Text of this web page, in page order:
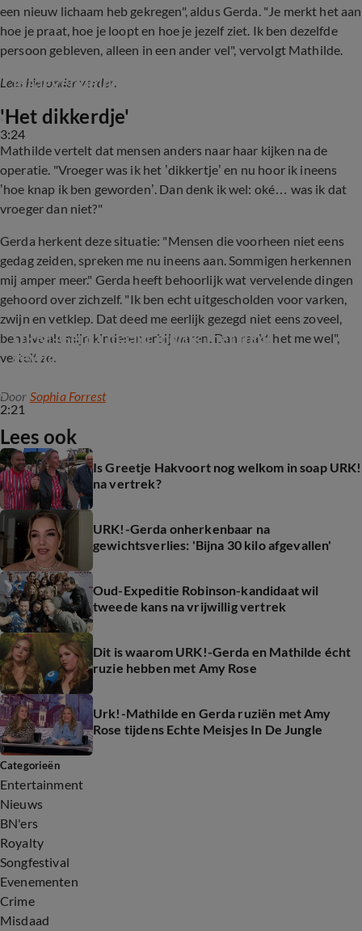
een nieuw lichaam heb gekregen", aldus Gerda. "Je merkt het aan
hoe je praat, hoe je loopt en hoe je jezelf ziet. Ik ben dezelfde
persoon gebleven, alleen in een ander vel", vervolgt Mathilde.
Lees hieronder verder.
3:24
Urk-Mathilde en Gerda geven update rondom
maagverkleining
'Het dikkerdje'
Mathilde vertelt dat mensen anders naar haar kijken na de
operatie. "Vroeger was ik het ’dikkertje’ en nu hoor ik ineens
’hoe knap ik ben geworden’. Dan denk ik wel: oké… was ik dat
vroeger dan niet?"
Gerda herkent deze situatie: "Mensen die voorheen niet eens
gedag zeiden, spreken me nu ineens aan. Sommigen herkennen
mij amper meer." Gerda heeft behoorlijk wat vervelende dingen
gehoord over zichzelf. "Ik ben echt uitgescholden voor varken,
zwijn en vetklep. Dat deed me eerlijk gezegd niet eens zoveel,
behalve als mijn kinderen erbij waren. Dan raakt het me wel",
vertelt ze.
2:21
URK!-Gerda maakt indruk met flink
gewichtsverlies
Door Sophia Forrest
Lees ook
Is Greetje Hakvoort nog welkom in soap URK!
na vertrek?
URK!-Gerda onherkenbaar na
gewichtsverlies: 'Bijna 30 kilo afgevallen'
Oud-Expeditie Robinson-kandidaat wil
tweede kans na vrijwillig vertrek
Dit is waarom URK!-Gerda en Mathilde écht
ruzie hebben met Amy Rose
Urk!-Mathilde en Gerda ruziën met Amy
Rose tijdens Echte Meisjes In De Jungle
Categorieën
Entertainment
Nieuws
BN'ers
Royalty
Songfestival
Evenementen
Crime
Misdaad